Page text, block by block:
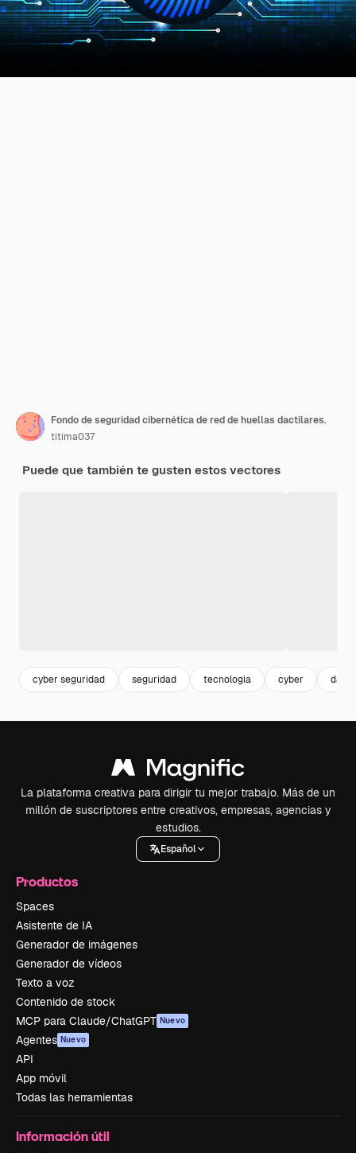
Fondo de seguridad cibernética de red de huellas dactilares.
titima037
Puede que también te gusten estos vectores
cyber seguridad seguridad tecnologia cyber datos
La plataforma creativa para dirigir tu mejor trabajo. Más de un
millón de suscriptores entre creativos, empresas, agencias y
estudios.
Español
Productos
Spaces
Asistente de IA
Generador de imágenes
Generador de vídeos
Texto a voz
Contenido de stock
MCP para Claude/ChatGPT Nuevo
Agentes Nuevo
API
App móvil
Todas las herramientas
Información útil